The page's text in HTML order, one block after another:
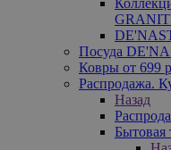
Посуда
Ковры от 699
Распродажа.
Назад
Бытовая